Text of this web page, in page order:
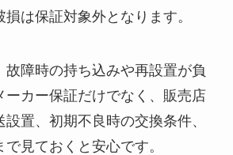
は保証対象外となります。
故障時の持ち込みや再設置が負
ーカー保証だけでなく、販売店
置、初期不良時の交換条件、
見ておくと安心です。